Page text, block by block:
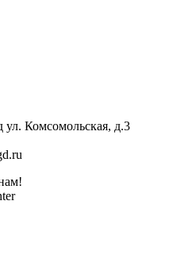
ул. Комсомольская, д.3